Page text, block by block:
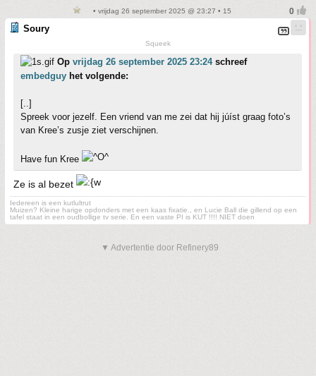
• vrijdag 26 september 2025 @ 23:27 • 15
Soury
Squeek
Op vrijdag 26 september 2025 23:24schreef
embedguy het volgende:
[..]
Spreek voor jezelf. Een vriend van me zei dat hij júíst graag foto’s
van Kree’s zusje ziet verschijnen.
Have fun Kree
Ze is al bezet
Iedereen is een kutlultrut
Muizen? Kleine harige opdonders met een kaas fixatie., en Lucie Ball die gillend op een
tafel staat in een oudbollige tv serie. En een vaste PI is KUT !!!! NIET doen
▼ Advertentie door Refinery89